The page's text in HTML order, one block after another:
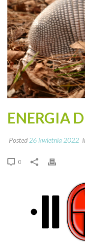
ENERGIA
Posted 26 kwietnia 2022
0